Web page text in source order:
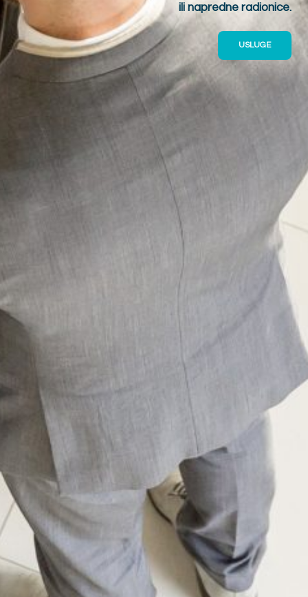
ili napredne radionice.
USLUGE